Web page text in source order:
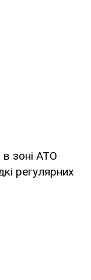
зоні АТО
регулярних